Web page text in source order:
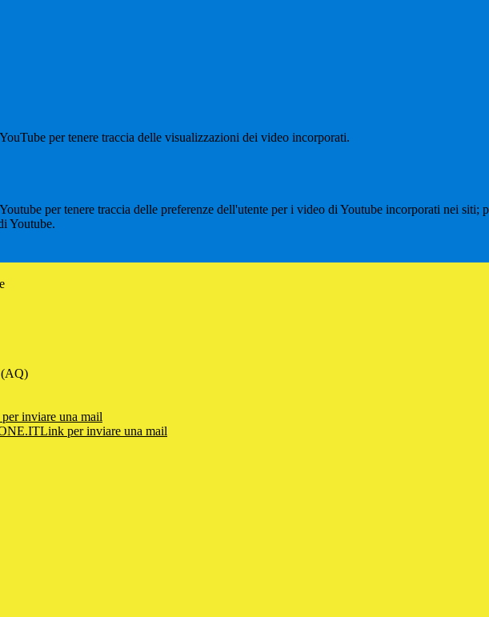
per tenere traccia delle visualizzazioni dei video incorporati.
per tenere traccia delle preferenze dell'utente per i video di Youtube incorporati nei
Youtube.
(AQ)
inviare una mail
Link per inviare una mail